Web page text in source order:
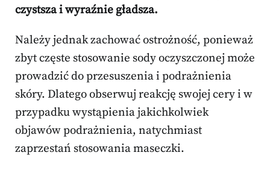
czystsza i wyraźnie gładsza.
Należy jednak zachować ostrożność, ponieważ
zbyt częste stosowanie sody oczyszczonej może
prowadzić do przesuszenia i podrażnienia
skóry. Dlatego obserwuj reakcję swojej cery i w
przypadku wystąpienia jakichkolwiek
objawów podrażnienia, natychmiast
zaprzestań stosowania maseczki.